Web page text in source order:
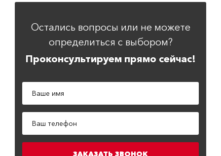
Остались вопросы или не можете
определиться с выбором?
Проконсультируем прямо сейчас!